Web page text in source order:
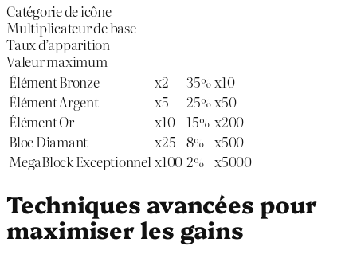
Catégorie de icône
Multiplicateur de base
Taux d’apparition
Valeur maximum
Élément Bronze
x2 35%x10
Élément Argent
x5 25%x50
Élément Or
x10 15% x200
Bloc Diamant
x25 8% x500
MegaBlock Exceptionnelx100 2% x5000
Techniques avancées pour
maximiser les gains